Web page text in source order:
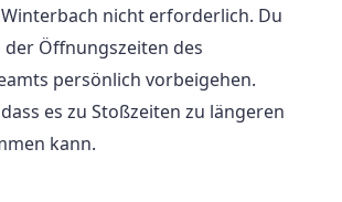
nicht erforderlich. Du
Öffnungszeiten des
persönlich vorbeigehen.
es zu Stoßzeiten zu längeren
kann.